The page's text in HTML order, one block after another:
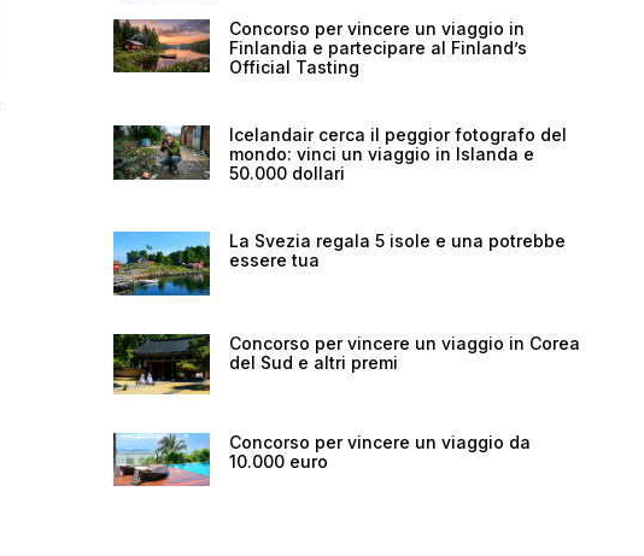
Concorso per vincere un viaggio in
Finlandia e partecipare al Finland’s
Official Tasting
Icelandair cerca il peggior fotografo del
mondo: vinci un viaggio in Islanda e
50.000 dollari
La Svezia regala 5 isole e una potrebbe
essere tua
Concorso per vincere un viaggio in Corea
del Sud e altri premi
Concorso per vincere un viaggio da
10.000 euro